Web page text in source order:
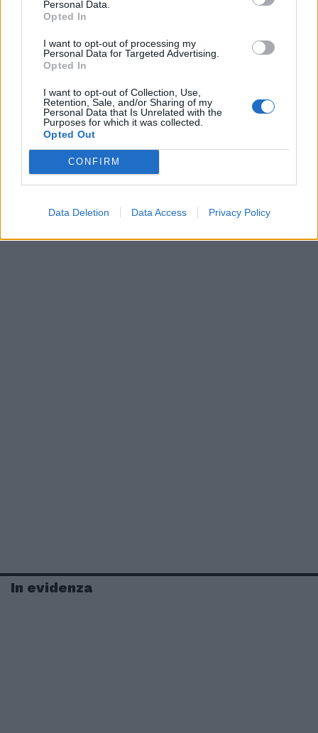
Personal Data.
Opted In
I want to opt-out of processing my
Personal Data for Targeted Advertising.
Opted In
I want to opt-out of Collection, Use,
Retention, Sale, and/or Sharing of my
Personal Data that Is Unrelated with the
Purposes for which it was collected.
Opted Out
CONFIRM
Data Deletion Data Access Privacy Policy
In evidenza